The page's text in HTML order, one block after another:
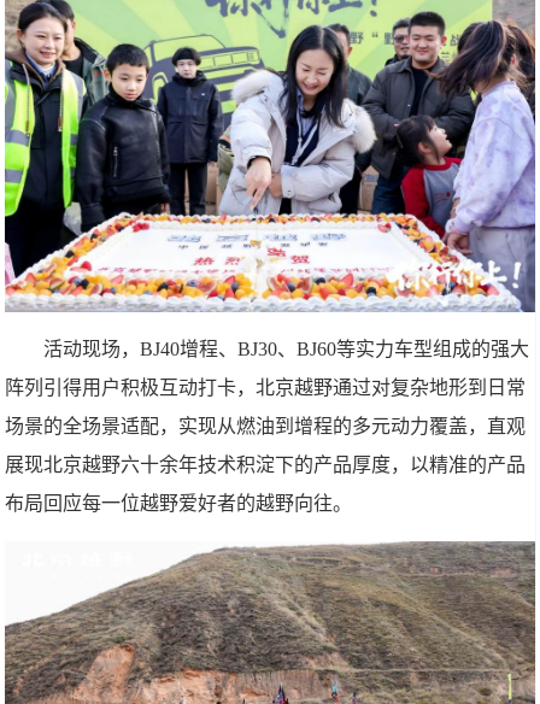
活动现场，BJ40增程、BJ30、BJ60等实力车型组成的强大
阵列引得用户积极互动打卡，北京越野通过对复杂地形到日常
场景的全场景适配，实现从燃油到增程的多元动力覆盖，直观
展现北京越野六十余年技术积淀下的产品厚度，以精准的产品
布局回应每一位越野爱好者的越野向往。